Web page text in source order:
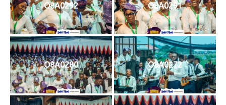
O8A0292 O8A0291
O8A0280 O8A0272